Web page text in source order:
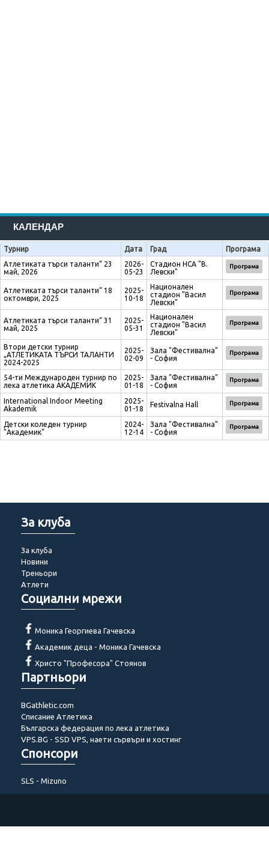
КАЛЕНДАР
Турнир Дата Град
Програма
Атлетиката търси таланти“ 23
май, 2026
2026-
05-23
Стадион НСА "В.
Левски"
Програма
Атлетиката търси таланти“ 18
октомври, 2025
2025-
10-18
Национален
стадион "Васил
Левски"
Програма
Атлетиката търси таланти“ 31
май, 2025
2025-
05-31
Национален
стадион "Васил
Левски"
Програма
Втори детски турнир
„АТЛЕТИКАТА ТЪРСИ ТАЛАНТИ
2024-2025
2025-
02-09
Зала "Фестивална"
- София
Програма
54-ти Международен турнир по
лека атлетика АКАДЕМИК
2025-
01-18
Зала "Фестивална"
- София
Програма
International Indoor Meeting
Akademik
2025-
01-18
Festivalna Hall Програма
Детски коледен турнир
"Академик"
2024-
12-14
Зала "Фестивална"
- София
Програма
За клуба
За клуба
Новини
Треньори
Атлети
Социални мрежи
Моника Георгиева Гачевска
Академик деца - Моника Гачевска
Христо "Професора" Стоянов
Партньори
BGathletic.com
Списание Атлетика
Българска федерация по лека атлетика
VPS.BG - SSD VPS, наети сървъри и хостинг
Спонсори
SLS - Mizuno